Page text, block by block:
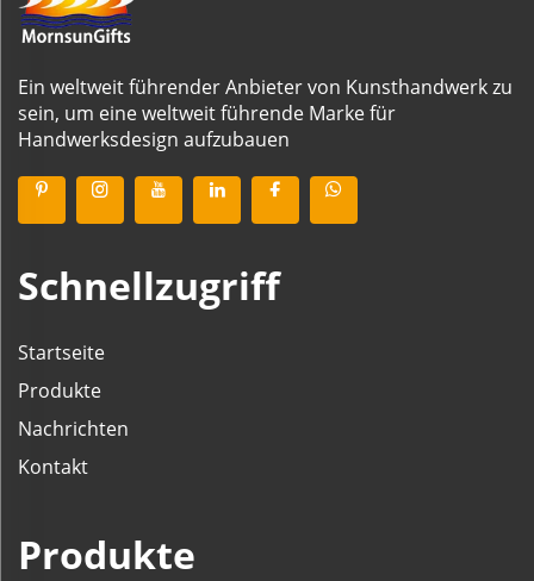
Ein weltweit führender Anbieter von Kunsthandwerk zu
sein, um eine weltweit führende Marke für
Handwerksdesign aufzubauen
Schnellzugriff
Startseite
Produkte
Nachrichten
Kontakt
Produkte